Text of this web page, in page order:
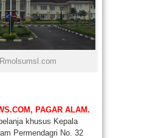
PAGAR ALAM.
khusus Kepala
Permendagri No. 32